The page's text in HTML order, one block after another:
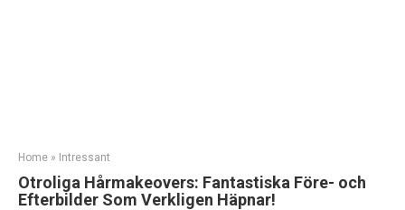
Home » Intressant
Otroliga Hårmakeovers: Fantastiska Före- och
Efterbilder Som Verkligen Häpnar!